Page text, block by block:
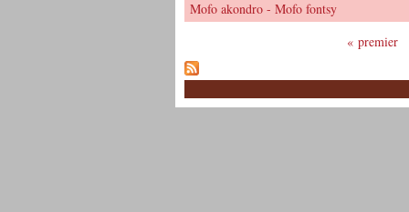
Mofo akondro - Mofo fontsy
« premier